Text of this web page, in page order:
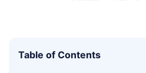
Table of Contents